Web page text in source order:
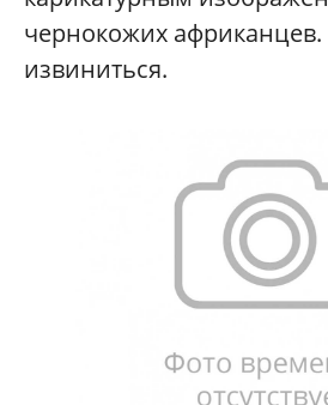
чернокожих
извиниться.